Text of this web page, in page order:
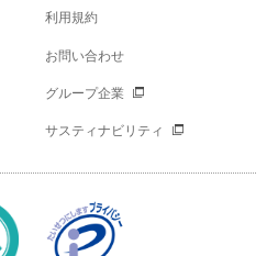
利用規約
お問い合わせ
グループ企業
サスティナビリティ